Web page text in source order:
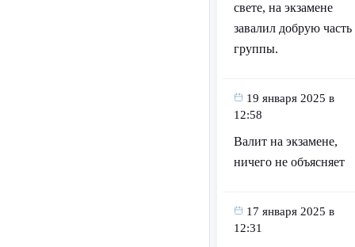
свете, на экзамене
завалил добрую часть
группы.
19 января 2025 в
12:58
Валит на экзамене,
ничего не объясняет
17 января 2025 в
12:31